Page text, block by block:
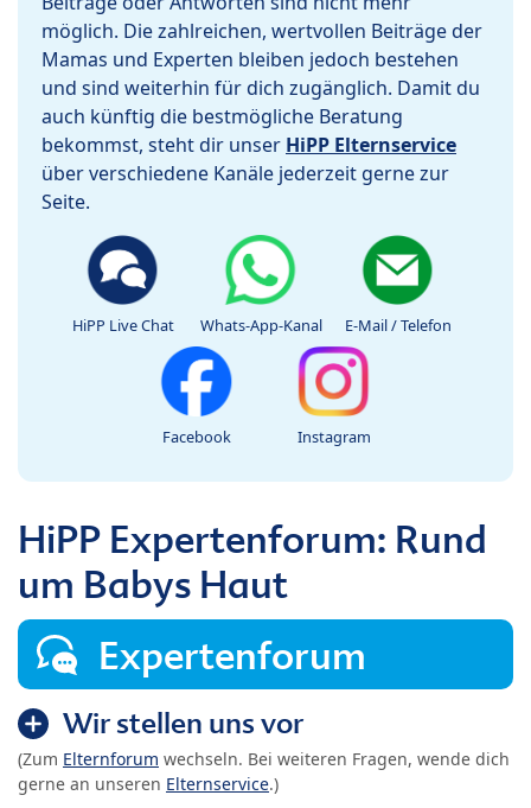
möglich. Die zahlreichen, wertvollen Beiträge der
Mamas und Experten bleiben jedoch bestehen
und sind weiterhin für dich zugänglich. Damit du
auch künftig die bestmögliche Beratung
bekommst, steht dir unser HiPP Elternservice
über verschiedene Kanäle jederzeit gerne zur
Seite.
HiPP Live Chat Whats-App-Kanal E-Mail / Telefon
Facebook Instagram
HiPP Expertenforum: Rund
um Babys Haut
Expertenforum
Wir stellen uns vor
(Zum Elternforum wechseln. Bei weiteren Fragen, wende dich
gerne an unseren Elternservice.)